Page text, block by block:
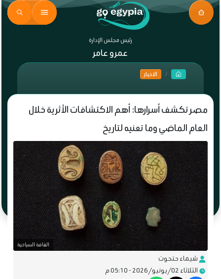
رئيس مجلس الإدارة
عمرو عامر
الاخبار
مصر تكشف أسرارها: أهم الاكتشافات الأثرية خلال
العام الماضي وما تعنيه لتاريخ
القافة السياحية
شيماء حتحوت
الثلاثاء 02/يونيو/2026 - 05:10 م